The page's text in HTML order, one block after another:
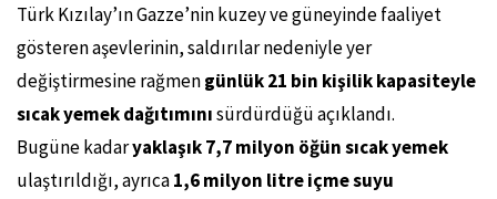
Türk Kızılay’ın Gazze’nin kuzey ve güneyinde faaliyet
gösteren aşevlerinin, saldırılar nedeniyle yer
değiştirmesine rağmengünlük 21 bin kişilik kapasiteyle
sıcak yemek dağıtımınısürdürdüğü açıklandı.
Bugüne kadaryaklaşık 7,7 milyon öğün sıcak yemek
ulaştırıldığı, ayrıca1,6 milyon litre içme suyu